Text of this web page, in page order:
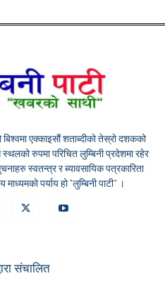
एक्काइसौं शताब्दीको तेस्रो दशकको
रुपमा परिचित लुम्बिनी प्रदेशमा रहेर
स्वतन्त्र र ब्यावसायिक पत्रकारिता
पर्याय हो "लुम्बिनी पाटी" ।
संचालित